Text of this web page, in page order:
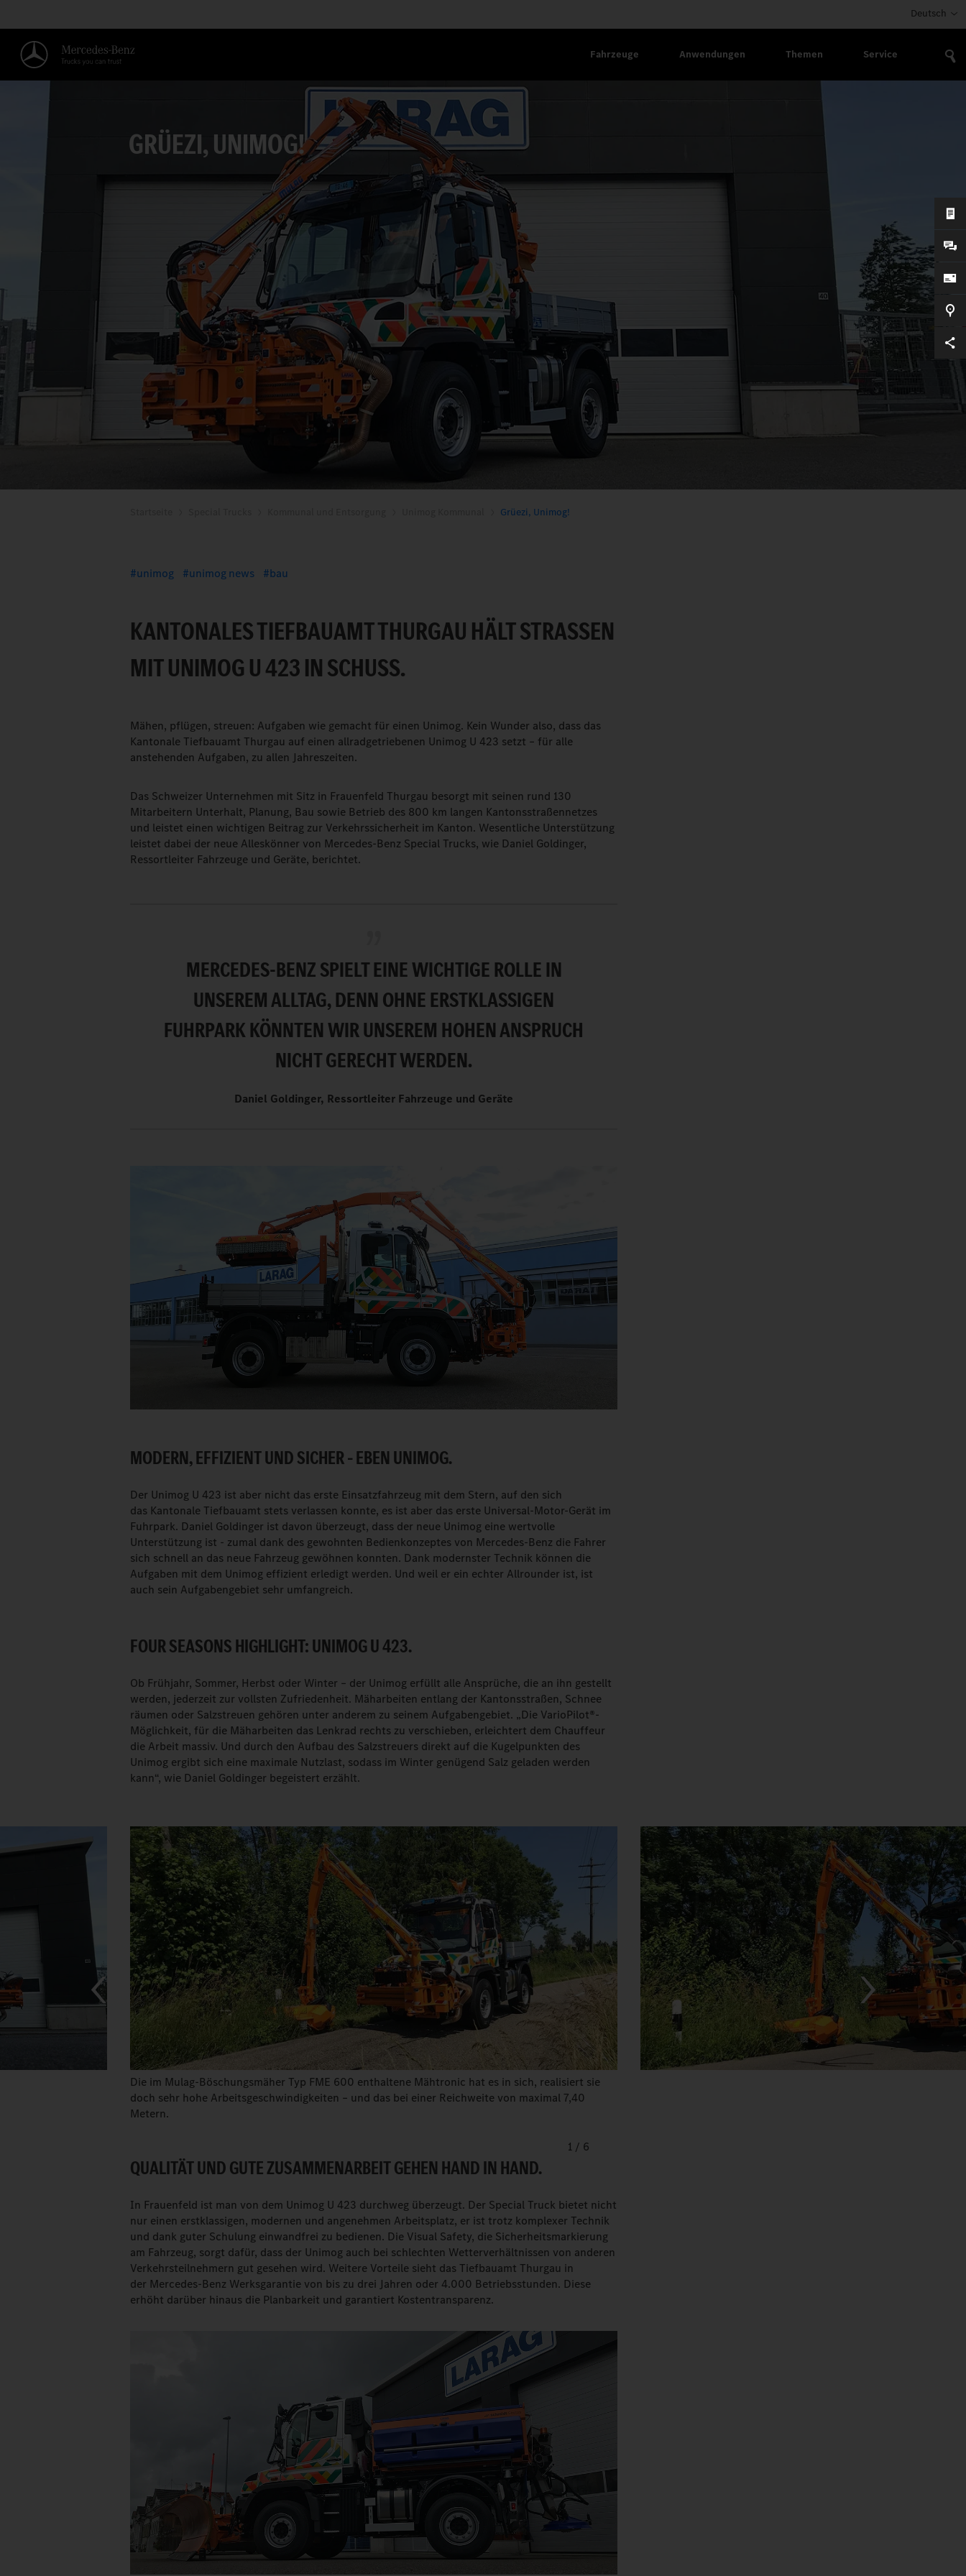
Deutsch
Fahrzeuge Anwendungen Themen Service
GRÜEZI, UNIMOG!
Grüezi, Unimog!
unimog unimog news bau
KANTONALES TIEFBAUAMT THURGAU HÄLT STRASSEN M
IT UNIMOG U 423 IN SCHUSS.
Mähen, pflügen, streuen: Aufgaben wie gemacht für einen Unimog. Kein Wunder also, dass das
Kantonale Tiefbauamt Thurgau auf einen allradgetriebenen Unimog U 423 setzt – für alle
anstehenden Aufgaben, zu allen Jahreszeiten.
Das Schweizer Unternehmen mit Sitz in Frauenfeld Thurgau besorgt mit seinen rund 130
Mitarbeitern Unterhalt, Planung, Bau sowie Betrieb des 800 km langen Kantonsstraßennetzes
und leistet einen wichtigen Beitrag zur Verkehrssicherheit im Kanton. Wesentliche Unterstützung
leistet dabei der neue Alleskönner von Mercedes-Benz Special Trucks, wie Daniel Goldinger,
Ressortleiter Fahrzeuge und Geräte, berichtet.
MERCEDES-BENZ SPIELT EINE WICHTIGE ROLLE IN
UNSEREM ALLTAG, DENN OHNE ERSTKLASSIGEN
FUHRPARK KÖNNTEN WIR UNSEREM HOHEN ANSPRUCH
NICHT GERECHT WERDEN.
Daniel Goldinger, Ressortleiter Fahrzeuge und Geräte
MODERN, EFFIZIENT UND SICHER – EBEN UNIMOG.
Der Unimog U 423 ist aber nicht das erste Einsatzfahrzeug mit dem Stern, auf den sich
das Kantonale Tiefbauamt stets verlassen konnte, es ist aber das erste Universal-Motor-Gerät im
Fuhrpark. Daniel Goldinger ist davon überzeugt, dass der neue Unimog eine wertvolle
Unterstützung ist - zumal dank des gewohnten Bedienkonzeptes von Mercedes-Benz die Fahrer
sich schnell an das neue Fahrzeug gewöhnen konnten. Dank modernster Technik können die
Aufgaben mit dem Unimog effizient erledigt werden. Und weil er ein echter Allrounder ist, ist
auch sein Aufgabengebiet sehr umfangreich.
FOUR SEASONS HIGHLIGHT: UNIMOG U 423.
Ob Frühjahr, Sommer, Herbst oder Winter – der Unimog erfüllt alle Ansprüche, die an ihn gestellt
werden, jederzeit zur vollsten Zufriedenheit. Mäharbeiten entlang der Kantonsstraßen, Schnee
räumen oder Salzstreuen gehören unter anderem zu seinem Aufgabengebiet. „Die VarioPilot®-
Möglichkeit, für die Mäharbeiten das Lenkrad rechts zu verschieben, erleichtert dem Chauffeur
die Arbeit massiv. Und durch den Aufbau des Salzstreuers direkt auf die Kugelpunkten des
Unimog ergibt sich eine maximale Nutzlast, sodass im Winter genügend Salz geladen werden
kann“, wie Daniel Goldinger begeistert erzählt.
Die im Mulag-Böschungsmäher Typ FME 600 enthaltene Mähtronic hat es in sich, realisiert sie
doch sehr hohe Arbeitsgeschwindigkeiten – und das bei einer Reichweite von maximal 7,40
Metern.
1 / 6
QUALITÄT UND GUTE ZUSAMMENARBEIT GEHEN HAND IN HAND.
In Frauenfeld ist man von dem Unimog U 423 durchweg überzeugt. Der Special Truck bietet nicht
nur einen erstklassigen, modernen und angenehmen Arbeitsplatz, er ist trotz komplexer Technik
und dank guter Schulung einwandfrei zu bedienen. Die Visual Safety, die Sicherheitsmarkierung
am Fahrzeug, sorgt dafür, dass der Unimog auch bei schlechten Wetterverhältnissen von anderen
Verkehrsteilnehmern gut gesehen wird. Weitere Vorteile sieht das Tiefbauamt Thurgau in
der Mercedes-Benz Werksgarantie von bis zu drei Jahren oder 4.000 Betriebsstunden. Diese
erhöht darüber hinaus die Planbarkeit und garantiert Kostentransparenz.